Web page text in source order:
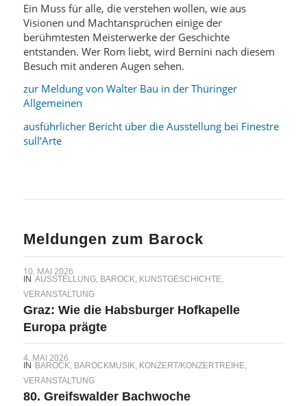
Ein Muss für alle, die verstehen wollen, wie aus
Visionen und Machtansprüchen einige der
berühmtesten Meisterwerke der Geschichte
entstanden. Wer Rom liebt, wird Bernini nach diesem
Besuch mit anderen Augen sehen.
zur Meldung von Walter Bau in der Thüringer
Allgemeinen
ausführlicher Bericht über die Ausstellung bei Finestre
sull’Arte
Meldungen zum Barock
10. MAI 2026
IN AUSSTELLUNG, BAROCK KUNSTGESCHICHTE,
VERANSTALTUNG
Graz: Wie die Habsburger Hofkapelle
Europa prägte
4. MAI 2026
IN BAROCK BAROCKMUSIK KONZERT/KONZERTREIHE,
VERANSTALTUNG
80. Greifswalder Bachwoche